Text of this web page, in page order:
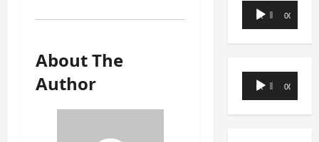
About The
Author
Lecteur
audio
00:00 00:00
Lecteur
audio
00:00 00:00